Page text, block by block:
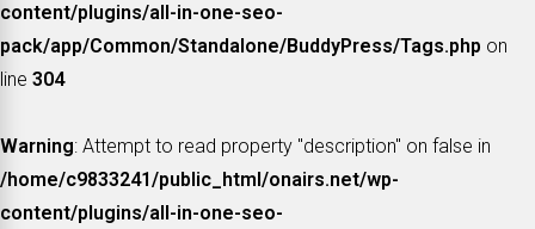
content/plugins/all-in-one-seo-
pack/app/Common/Standalone/BuddyPress/Tags.php on
line 304
Warning: Attempt to read property "description" on false in
/home/c9833241/public_html/onairs.net/wp-
content/plugins/all-in-one-seo-